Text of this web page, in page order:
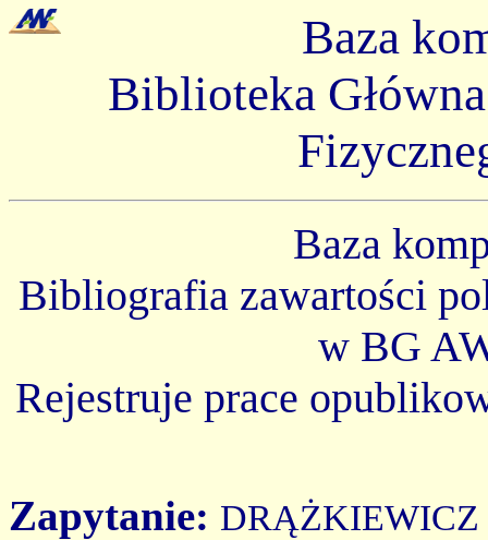
Baza
Biblioteka
Baza
Bibliografia zawartości
w BG
Rejestruje prace
Zapytanie: DRĄŻKIEWICZ